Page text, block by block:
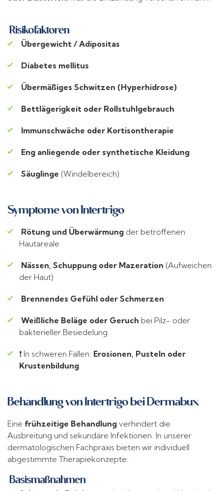
Risikofaktoren
Übergewicht / Adipositas
Diabetes mellitus
Übermäßiges Schwitzen (Hyperhidrose)
Bettlägerigkeit oder Rollstuhlgebrauch
Immunschwäche oder Kortisontherapie
Eng anliegende oder synthetische Kleidung
Säuglinge (Windelbereich)
Symptome von Intertrigo
Rötung und Überwärmung der betroffenen
Hautareale
Nässen, Schuppung oder Mazeration (Aufweichen
der Haut)
Brennendes Gefühl oder Schmerzen
Weißliche Beläge oder Geruch bei Pilz- oder
bakterieller Besiedelung
❗ In schweren Fällen: Erosionen, Pusteln oder
Krustenbildung
Behandlung von Intertrigo bei Dermabux
Eine frühzeitige Behandlung verhindert die
Ausbreitung und sekundäre Infektionen. In unserer
dermatologischen Fachpraxis bieten wir individuell
abgestimmte Therapiekonzepte:
Basismaßnahmen